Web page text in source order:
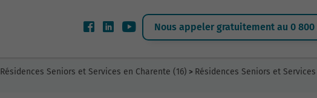
Nous appeler gratuitement au 0 800
Résidences Seniors et Services en Charente (16) > Résidences Seniors et